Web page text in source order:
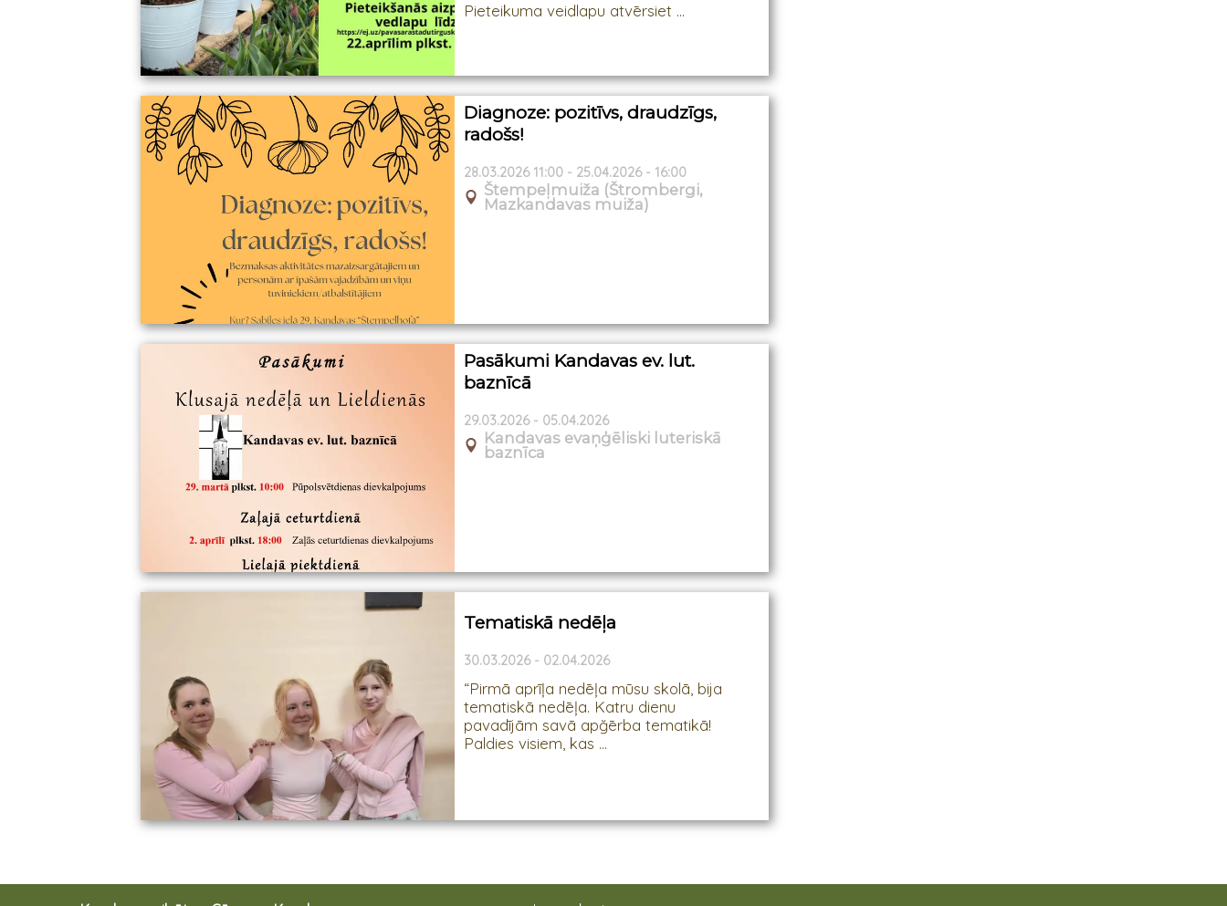
Pieteikuma veidlapu atvērsiet ...
Diagnoze: pozitīvs, draudzīgs,
radošs!
28.03.2026 11:00 - 25.04.2026 - 16:00
Štempeļmuiža (Štrombergi,
Mazkandavas muiža)
Pasākumi Kandavas ev. lut.
baznīcā
29.03.2026 - 05.04.2026
Kandavas evaņģēliski luteriskā
baznīca
Tematiskā nedēļa
30.03.2026 - 02.04.2026
“Pirmā aprīļa nedēļa mūsu skolā, bija
tematiskā nedēļa. Katru dienu
pavadījām savā apğērba tematikā!
Paldies visiem, kas ...